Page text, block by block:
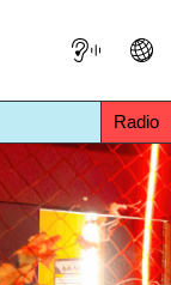
Radio